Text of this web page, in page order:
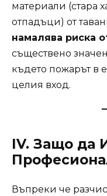
материали (стара
отпадъци) от
намалява риска
съществено
където пожарът в
целия вход.
IV. Защо да
Въпреки че